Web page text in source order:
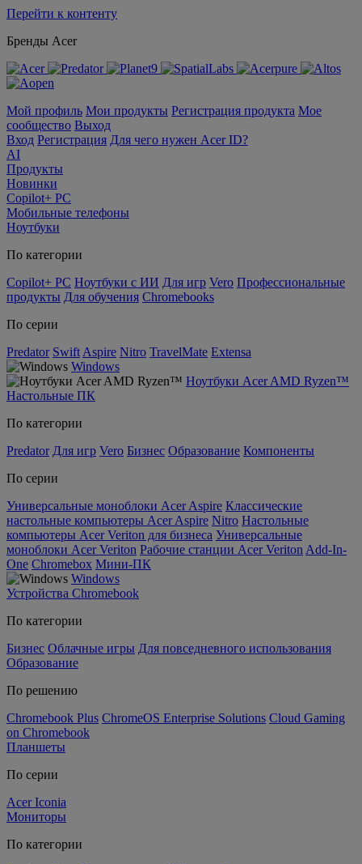
Перейти к контенту
Бренды Acer
Мой профиль Мои продукты Регистрация продукта Мое
сообщество Выход
Вход Регистрация Для чего нужен Acer ID?
AI
Продукты
Новинки
Copilot+ PC
Мобильные телефоны
Ноутбуки
По категории
Copilot+ PC Ноутбуки с ИИ Для игр Vero Профессиональные
продукты Для обучения Chromebooks
По серии
Predator Swift Aspire Nitro TravelMate Extensa
Windows
Ноутбуки Acer AMD Ryzen™
Настольные ПК
По категории
Predator Для игр Vero Бизнес Образование Компоненты
По серии
Универсальные моноблоки Acer Aspire Классические
настольные компьютеры Acer Aspire Nitro Настольные
компьютеры Acer Veriton для бизнеса Универсальные
моноблоки Acer Veriton Рабочие станции Acer Veriton Add-In-
One Chromebox Мини-ПК
Windows
Устройства Chromebook
По категории
Бизнес Облачные игры Для повседневного использования
Образование
По решению
Chromebook Plus ChromeOS Enterprise Solutions Cloud Gaming
on Chromebook
Планшеты
По серии
Acer Iconia
Мониторы
По категории